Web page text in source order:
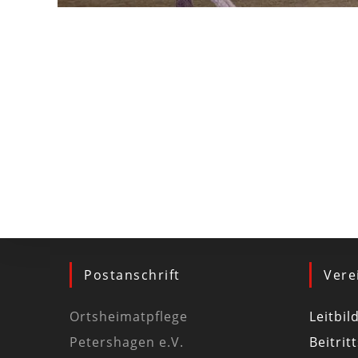
Postanschrift
Ortsheimatpflege
Petershagen e.V.